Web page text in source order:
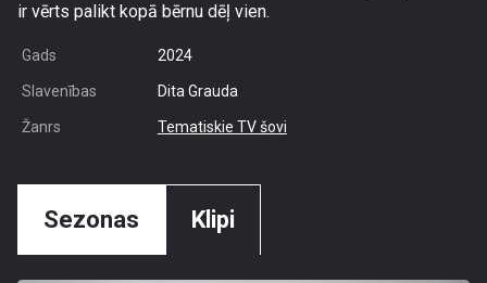
ir vērts palikt kopā bērnu dēļ vien.
Gads 2024
Slavenības Dita Grauda
Žanrs Tematiskie TV šovi
Sezonas Klipi